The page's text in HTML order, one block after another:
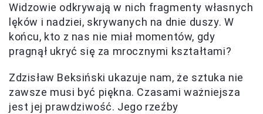
Widzowie odkrywają w nich fragmenty własnych
lęków i nadziei, skrywanych na dnie duszy. W
końcu, kto z nas nie miał momentów, gdy
pragnął ukryć się za mrocznymi kształtami?
Zdzisław Beksiński ukazuje nam, że sztuka nie
zawsze musi być piękna. Czasami ważniejsza
jest jej prawdziwość. Jego rzeźby